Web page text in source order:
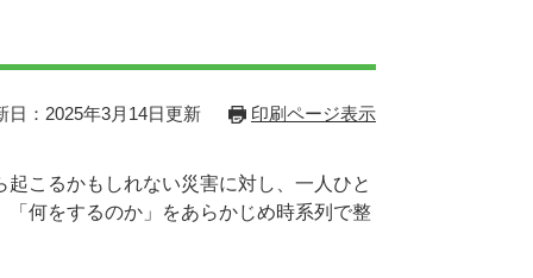
日：2025年3月14日更新 印刷ページ表示
こるかもしれない災害に対し、一人ひと
何をするのか」をあらかじめ時系列で整